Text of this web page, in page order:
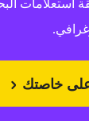
خاصتك